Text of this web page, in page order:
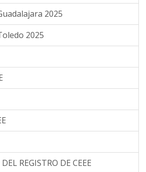
2025
2025
REGISTRO DE CEEE